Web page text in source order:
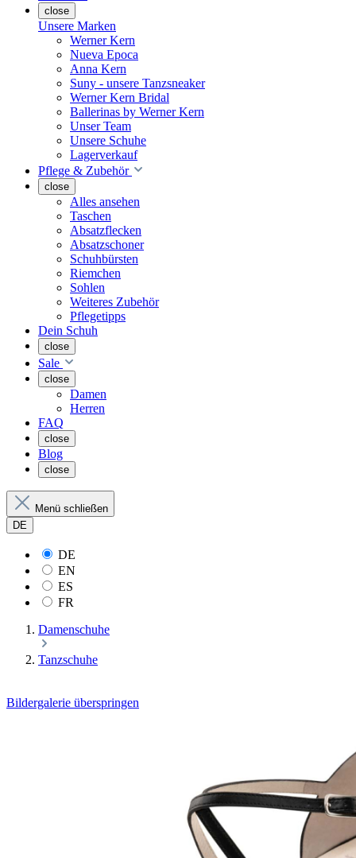
close
Unsere Marken
Werner Kern
Nueva Epoca
Anna Kern
Suny - unsere Tanzsneaker
Werner Kern Bridal
Ballerinas by Werner Kern
Unser Team
Unsere Schuhe
Lagerverkauf
Pflege & Zubehör
close
Alles ansehen
Taschen
Absatzflecken
Absatzschoner
Schuhbürsten
Riemchen
Sohlen
Weiteres Zubehör
Pflegetipps
Dein Schuh
close
Sale
close
Damen
Herren
FAQ
close
Blog
close
Menü schließen
DE
DE
EN
ES
FR
Damenschuhe
Tanzschuhe
Bildergalerie überspringen